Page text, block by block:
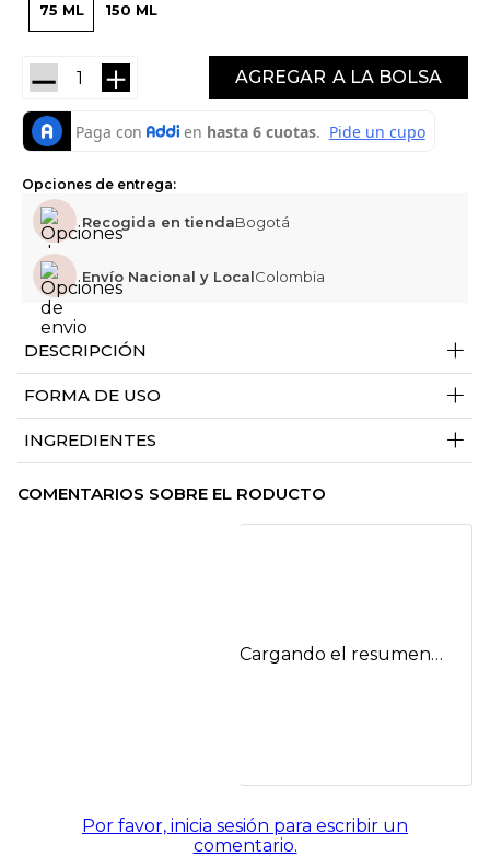
150 ML
75 ML
＋
－ AGREGAR
Opciones de entrega:
Recogida en tiendaBogotá
Envío Nacional y LocalColombia
DESCRIPCIÓN +
FORMA DE USO +
INGREDIENTES +
COMENTARIOS SOBRE EL RODUCTO
Cargando el resumen…
Por favor, inicia sesión para escribir un
comentario.